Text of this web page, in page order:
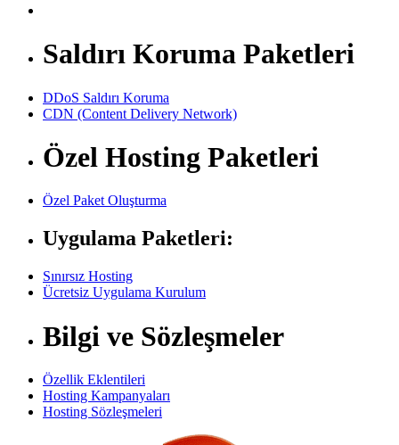
Saldırı Koruma Paketleri
DDoS Saldırı Koruma
CDN (Content Delivery Network)
Özel Hosting Paketleri
Özel Paket Oluşturma
Uygulama Paketleri:
Sınırsız Hosting
Ücretsiz Uygulama Kurulum
Bilgi ve Sözleşmeler
Özellik Eklentileri
Hosting Kampanyaları
Hosting Sözleşmeleri